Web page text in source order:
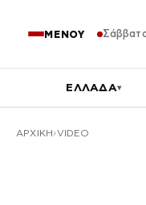
ΜΕΝΟΥ
ΕΛΛΑΔΑ▾
ΑΡΧΙΚΉ VIDEO